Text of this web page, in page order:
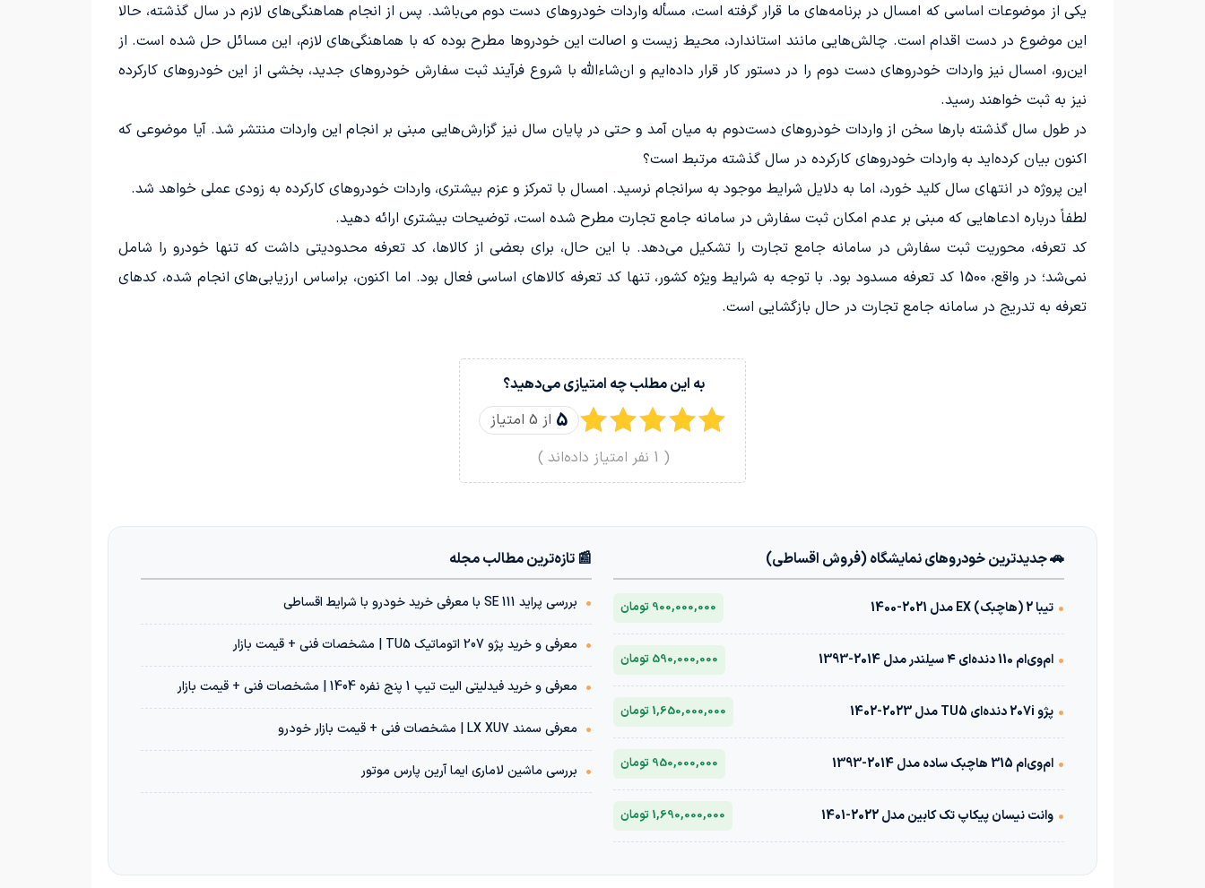
یکی از موضوعات اساسی که امسال در برنامه‌های ما قرار گرفته است، مسأله واردات خودروهای دست دوم می‌باشد. پس از انجام هماهنگی‌های لازم در سال گذشته، حالا
این موضوع در دست اقدام است. چالش‌هایی مانند استاندارد، محیط زیست و اصالت این خودروها مطرح بوده که با هماهنگی‌های لازم، این مسائل حل شده است. از
این‌رو، امسال نیز واردات خودروهای دست دوم را در دستور کار قرار داده‌ایم و ان‌شاءالله با شروع فرآیند ثبت سفارش خودروهای جدید، بخشی از این خودروهای کارکرده
نیز به ثبت خواهند رسید.
در طول سال گذشته بارها سخن از واردات خودروهای دست‌دوم به میان آمد و حتی در پایان سال نیز گزارش‌هایی مبنی بر انجام این واردات منتشر شد. آیا موضوعی که
اکنون بیان کرده‌اید به واردات خودروهای کارکرده در سال گذشته مرتبط است؟
این پروژه در انتهای سال کلید خورد، اما به دلایل شرایط موجود به سرانجام نرسید. امسال با تمرکز و عزم بیشتری، واردات خودروهای کارکرده به زودی عملی خواهد شد.
لطفاً درباره ادعاهایی که مبنی بر عدم امکان ثبت سفارش در سامانه جامع تجارت مطرح شده است، توضیحات بیشتری ارائه دهید.
کد تعرفه، محوریت ثبت سفارش در سامانه جامع تجارت را تشکیل می‌دهد. با این حال، برای بعضی از کالاها، کد تعرفه محدودیتی داشت که تنها خودرو را شامل
نمی‌شد؛ در واقع، 1500 کد تعرفه مسدود بود. با توجه به شرایط ویژه کشور، تنها کد تعرفه کالاهای اساسی فعال بود. اما اکنون، براساس ارزیابی‌های انجام شده، کدهای
تعرفه به تدریج در سامانه جامع تجارت در حال بازگشایی است.
به این مطلب چه امتیازی می‌دهید؟
5 از 5 امتیاز
(
1 نفر امتیاز داده‌اند )
🚗 جدیدترین خودروهای نمایشگاه (فروش اقساطی)
• تیبا 2 (هاچبک) EX مدل 2021-1400 900,000,000 تومان
• ام‌وی‌ام 110 دنده‌ای ۴ سیلندر مدل 2014-1393 590,000,000 تومان
• پژو 207i دنده‌ای TU5 مدل 2023-1402 1,650,000,000 تومان
• ام‌وی‌ام 315 هاچبک ساده مدل 2014-1393 950,000,000 تومان
• وانت نیسان پیکاپ تک کابین مدل 2022-1401 1,690,000,000 تومان
📰 تازه‌ترین مطالب مجله
• بررسی پراید 111 SE با معرفی خرید خودرو با شرایط اقساطی
• معرفی و خرید پژو 207 اتوماتیک TU5 | مشخصات فنی + قیمت بازار
• معرفی و خرید فیدلیتی الیت تیپ 1 پنج نفره 1404 | مشخصات فنی + قیمت بازار
• معرفی سمند LX XU7 | مشخصات فنی + قیمت بازار خودرو
• بررسی ماشین لاماری ایما آرین پارس موتور